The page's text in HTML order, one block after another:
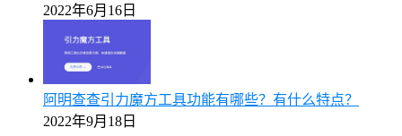
2022年6月16日
阿明查查引力魔方工具功能有哪些？有什么特点？
2022年9月18日